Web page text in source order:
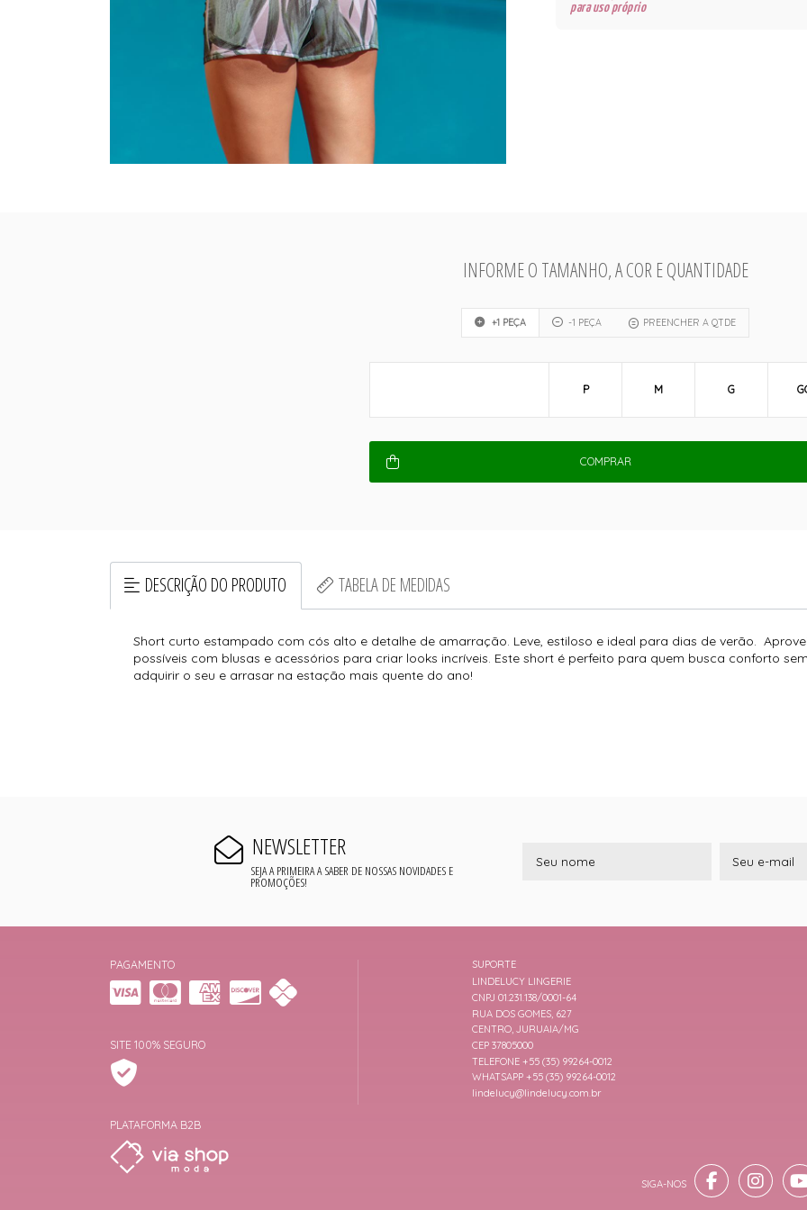
para uso próprio
INFORME O TAMANHO, A COR E QUANTIDADE
+1 PEÇA -1 PEÇA PREENCHER A QTDE
P M G
COMPRAR
DESCRIÇÃO DO PRODUTO TABELA DE MEDIDAS
Short curto estampado com cós alto e detalhe de amarração. Leve, estiloso e ideal para dias de verão.
possíveis com blusas e acessórios para criar looks incríveis. Este short é perfeito para quem busca conforto
adquirir o seu e arrasar na estação mais quente do ano!
NEWSLETTER
SEJA A PRIMEIRA A SABER DE NOSSAS NOVIDADES E
PROMOÇÕES!
PAGAMENTO
SITE 100% SEGURO
PLATAFORMA B2B
SUPORTE
LINDELUCY LINGERIE
CNPJ 01.231.138/0001-64
RUA DOS GOMES, 627
CENTRO, JURUAIA/MG
CEP 37805000
TELEFONE +55 (35) 99264-0012
WHATSAPP +55 (35) 99264-0012
lindelucy@lindelucy.com.br